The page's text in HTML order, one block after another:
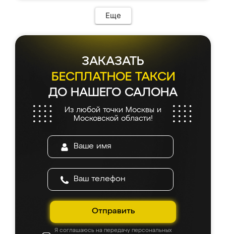
Еще
ЗАКАЗАТЬ
БЕСПЛАТНОЕ ТАКСИ
ДО НАШЕГО САЛОНА
Из любой точки Москвы и
Московской области!
Отправить
Я соглашаюсь на передачу персональных